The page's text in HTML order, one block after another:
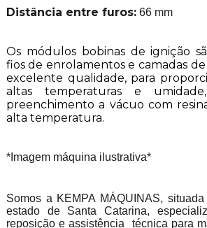
Distância entre furos:66 mm
Os módulos bobinas de ignição
fios de enrolamentos e camadas
excelente qualidade, para
altas temperaturas e
preenchimento a vácuo com
alta temperatura.
*Imagem máquina ilustrativa*
Somos a KEMPA MÁQUINAS,
estado de Santa Catarina,
reposição e assistência técnica para